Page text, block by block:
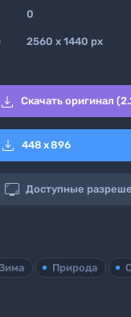
0
2560 x 1440 px
 Скачать оригинал
 448 x896
 Доступные
Зима Природа